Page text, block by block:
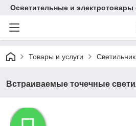
Осветительные и электротовары
Товары и услуги
Встраиваемые точечные